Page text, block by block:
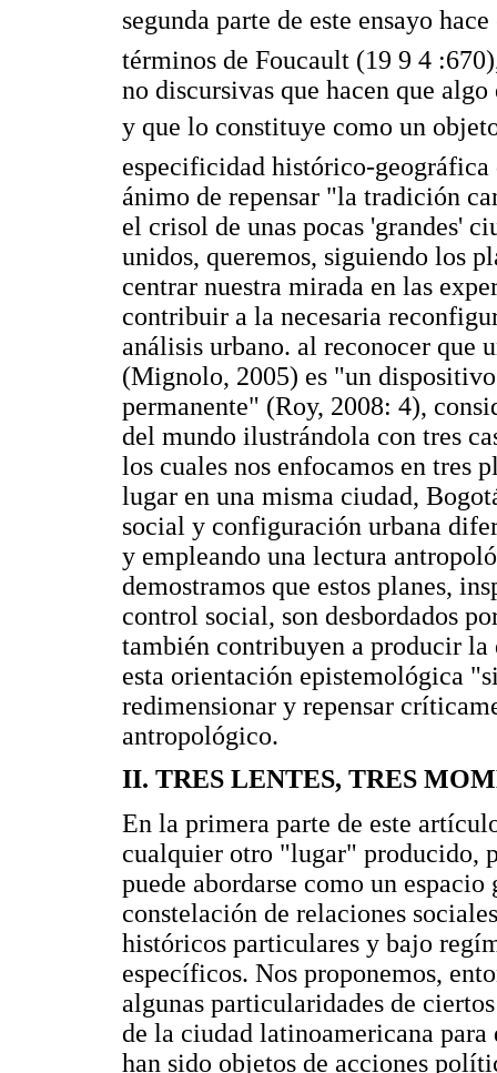
segunda parte de este ensayo
términos de Foucault (19 9 4
no discursivas que hacen que
y que lo constituye como un
especificidad histórico-geográfica
ánimo de repensar "la tradición
el crisol de unas pocas 'grandes'
unidos, queremos, siguiendo los
centrar nuestra mirada en las
contribuir a la necesaria
análisis urbano. al reconocer que
(Mignolo, 2005) es "un
permanente" (Roy, 2008: 4),
del mundo ilustrándola con tres
los cuales nos enfocamos en tres
lugar en una misma ciudad,
social y configuración urbana
y empleando una lectura
demostramos que estos planes,
control social, son desbordados
también contribuyen a producir la
esta orientación epistemológica
redimensionar y repensar
antropológico.
II. TRES LENTES, TRES
En la primera parte de este
cualquier otro "lugar" producido,
puede abordarse como un
constelación de relaciones
históricos particulares y bajo
específicos. Nos proponemos,
algunas particularidades de
de la ciudad latinoamericana
han sido objetos de acciones